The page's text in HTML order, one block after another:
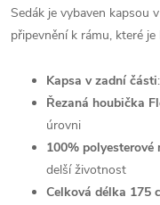
Sedák je vybaven kapsou
připevnění k rámu, které
Kapsa v zadní části
Řezaná houbička
úrovni
100%
delší životnost
Celková délka 175